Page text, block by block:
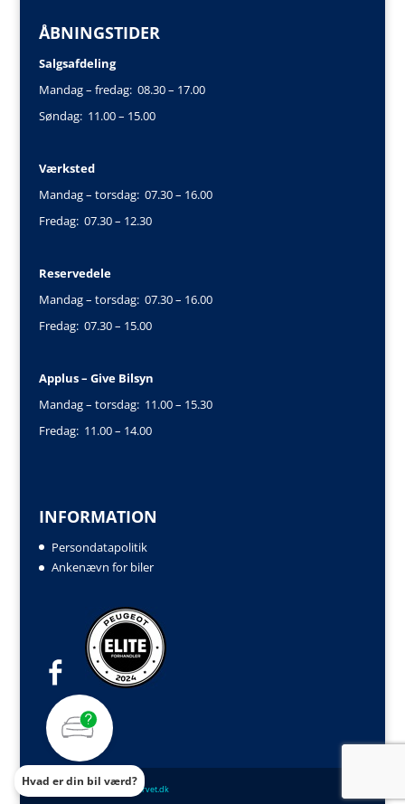
ÅBNINGSTIDER
Salgsafdeling
Mandag – fredag: 08.30 – 17.00
Søndag: 11.00 – 15.00
Værksted
Mandag – torsdag: 07.30 – 16.00
Fredag: 07.30 – 12.30
Reservedele
Mandag – torsdag: 07.30 – 16.00
Fredag: 07.30 – 15.00
Applus – Give Bilsyn
Mandag – torsdag: 11.00 – 15.30
Fredag: 11.00 – 14.00
INFORMATION
Persondatapolitik
Ankenævn for biler
Powered by Auto ITog biltorvet.dk
Hvad er din bil værd?